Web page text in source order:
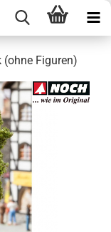
(ohne Figuren)